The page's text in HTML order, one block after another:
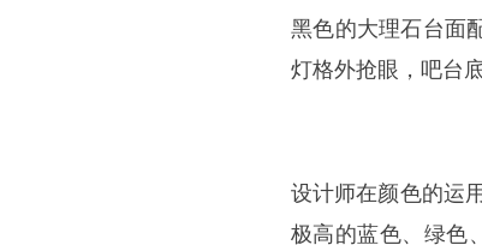
黑色的大理石台面
灯格外抢眼，吧台
设计师在颜色的运
极高的蓝色、绿色